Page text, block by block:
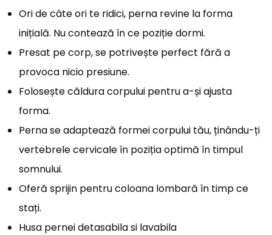
Ori de câte ori te ridici, perna revine la forma
inițială. Nu contează în ce poziție dormi.
Presat pe corp, se potrivește perfect fără a
provoca nicio presiune.
Folosește căldura corpului pentru a-și ajusta
forma.
Perna se adaptează formei corpului tău, ținându-ți
vertebrele cervicale în poziția optimă în timpul
somnului.
Oferă sprijin pentru coloana lombară în timp ce
stați.
Husa pernei detasabila si lavabila